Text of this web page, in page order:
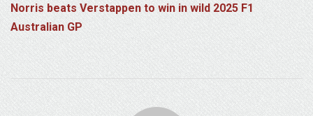
Norris beats Verstappen to win in wild 2025 F1
Australian GP